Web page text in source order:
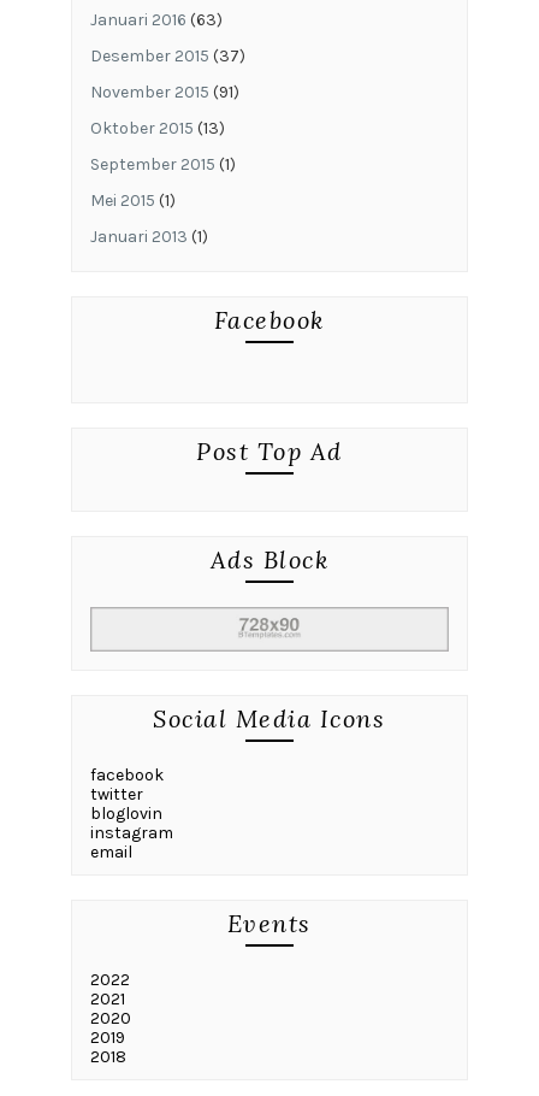
Januari 2016 (63)
Desember 2015 (37)
November 2015 (91)
Oktober 2015 (13)
September 2015 (1)
Mei 2015 (1)
Januari 2013 (1)
Facebook
Post Top Ad
Ads Block
Social Media Icons
facebook
twitter
bloglovin
instagram
email
Events
2022
2021
2020
2019
2018